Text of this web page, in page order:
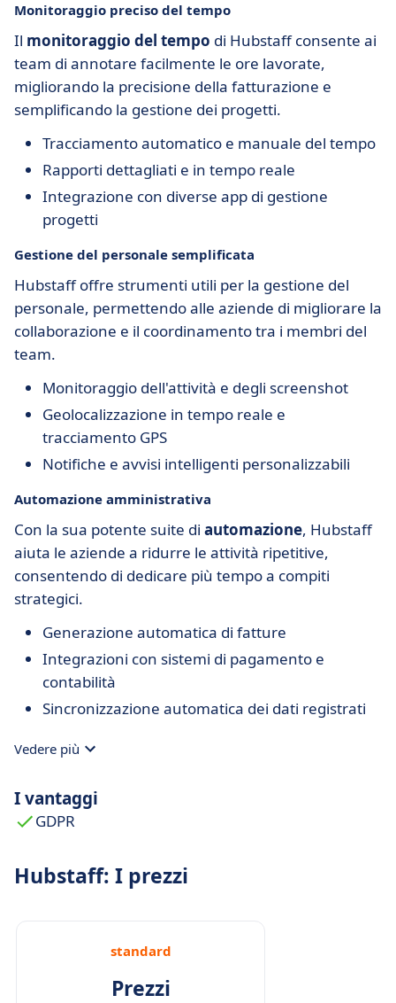
Monitoraggio preciso del tempo
Il monitoraggio del tempo di Hubstaff consente ai
team di annotare facilmente le ore lavorate,
migliorando la precisione della fatturazione e
semplificando la gestione dei progetti.
Tracciamento automatico e manuale del tempo
Rapporti dettagliati e in tempo reale
Integrazione con diverse app di gestione
progetti
Gestione del personale semplificata
Hubstaff offre strumenti utili per la gestione del
personale, permettendo alle aziende di migliorare la
collaborazione e il coordinamento tra i membri del
team.
Monitoraggio dell'attività e degli screenshot
Geolocalizzazione in tempo reale e
tracciamento GPS
Notifiche e avvisi intelligenti personalizzabili
Automazione amministrativa
Con la sua potente suite di automazione, Hubstaff
aiuta le aziende a ridurre le attività ripetitive,
consentendo di dedicare più tempo a compiti
strategici.
Generazione automatica di fatture
Integrazioni con sistemi di pagamento e
contabilità
Sincronizzazione automatica dei dati registrati
Vedere più
I vantaggi
GDPR
Hubstaff: I prezzi
standard
Prezzi